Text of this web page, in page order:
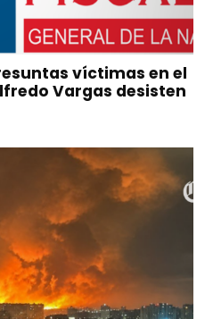
víctimas en el
Vargas desisten